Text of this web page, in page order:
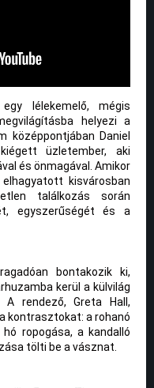
lélekemelő, mégis
helyezi a
középpontjában Daniel
üzletember, aki
és önmagával. Amikor
kisvárosban
találkozás során
egyszerűségét és a
bontakozik ki,
kerül a külvilág
rendező, Greta Hall,
kontrasztokat: a rohanó
ropogása, a kandalló
tölti be a vásznat.